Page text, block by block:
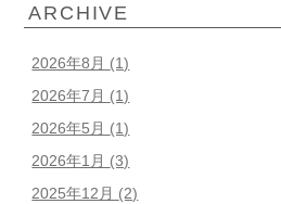
ARCHIVE
2026年8月 (1)
2026年7月 (1)
2026年5月 (1)
2026年1月 (3)
2025年12月 (2)